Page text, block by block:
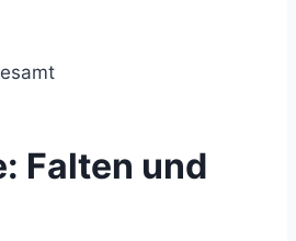
Falten und